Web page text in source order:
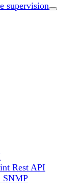
supervision
Rest API
SNMP